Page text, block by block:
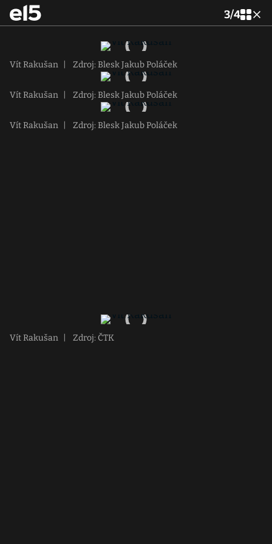
3/4
Vít Rakušan Zdroj: Blesk Jakub Poláček
Vít Rakušan Zdroj: Blesk Jakub Poláček
Vít Rakušan Zdroj: Blesk Jakub Poláček
Vít Rakušan Zdroj: ČTK